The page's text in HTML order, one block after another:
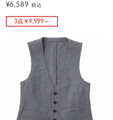
¥6,589税込
3点￥9,999～